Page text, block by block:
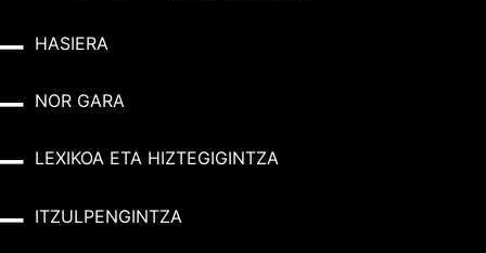
HASIERA
NOR GARA
LEXIKOA ETA HIZTEGIGINTZA
ITZULPENGINTZA